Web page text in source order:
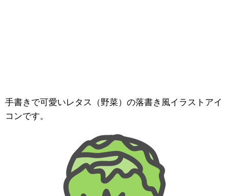
手書きで可愛いレタス（野菜）の落書き風イラストアイ
コンです。